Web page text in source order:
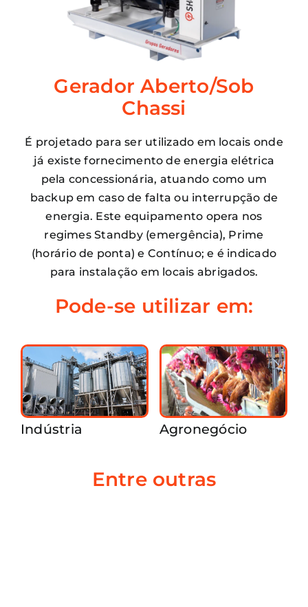
Gerador Aberto/Sob
Chassi
É projetado para ser utilizado em locais onde
já existe fornecimento de energia elétrica
pela concessionária, atuando como um
backup em caso de falta ou interrupção de
energia. Este equipamento opera nos
regimes Standby (emergência), Prime
(horário de ponta) e Contínuo; e é indicado
para instalação em locais abrigados.
Pode-se utilizar em:
Indústria Agronegócio
Entre outras